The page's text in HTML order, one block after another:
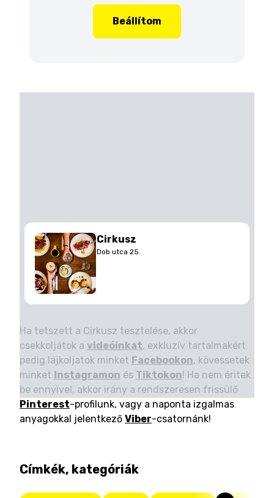
Beállítom
Cirkusz
Dob utca 25.
Ha tetszett a Cirkusz tesztelése, akkor
csekkoljátok a videóinkat, exkluzív tartalmakért
pedig lájkoljatok minket Facebookon, kövessetek
minket Instagramon és Tiktokon! Ha nem éritek
be ennyivel, akkor irány a rendszeresen frissülő
Pinterest-profilunk, vagy a naponta izgalmas
anyagokkal jelentkező Viber-csatornánk!
Címkék, kategóriák